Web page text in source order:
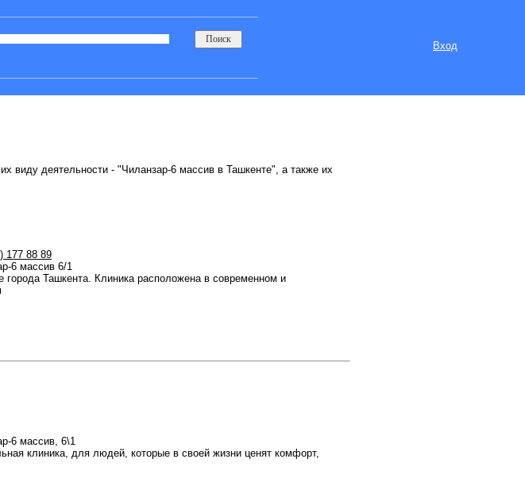
Вход
виду деятельности - "Чиланзар-6 массив в Ташкенте", а также их
177 88 89
6 массив 6/1
города Ташкента. Клиника расположена в современном и
6 массив, 6\1
клиника, для людей, которые в своей жизни ценят комфорт,